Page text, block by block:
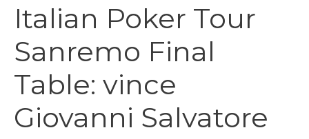
Italian Poker Tour
Sanremo Final
Table: vince
Giovanni Salvatore